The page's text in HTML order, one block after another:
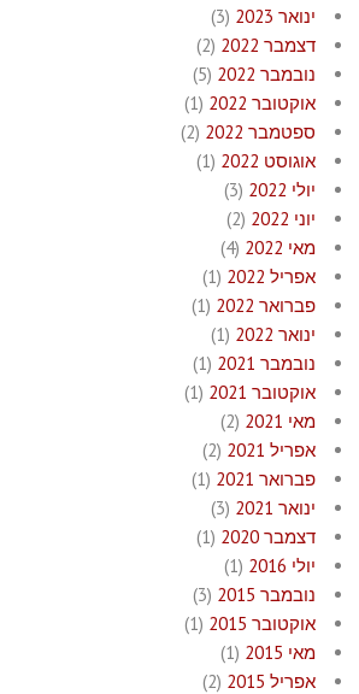
ינואר 2023
(3)
דצמבר 2022
(2)
נובמבר 2022
(5)
אוקטובר 2022
(1)
ספטמבר 2022
(2)
אוגוסט 2022
(1)
יולי 2022
(3)
יוני 2022
(2)
מאי 2022
(4)
אפריל 2022
(1)
פברואר 2022
(1)
ינואר 2022
(1)
נובמבר 2021
(1)
אוקטובר 2021
(1)
מאי 2021
(2)
אפריל 2021
(2)
פברואר 2021
(1)
ינואר 2021
(3)
דצמבר 2020
(1)
יולי 2016
(1)
נובמבר 2015
(3)
אוקטובר 2015
(1)
מאי 2015
(1)
אפריל 2015
(2)